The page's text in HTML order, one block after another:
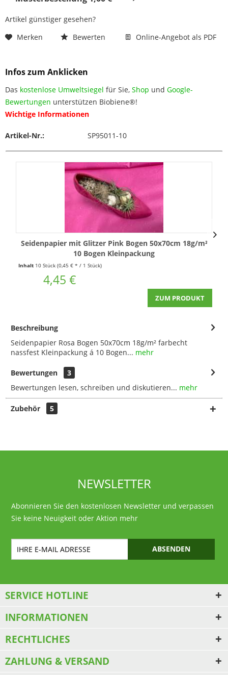
Artikel günstiger gesehen?
Merken
Bewerten Online-Angebot als PDF
Infos zum Anklicken
Das kostenlose Umweltsiegel für Sie, Shop und Google-
Bewertungen unterstützen Biobiene®!
Wichtige Informationen
Artikel-Nr.: SP95011-10
Seidenpapier mit Glitzer Pink Bogen 50x70cm 18g/m²
10 Bogen Kleinpackung
Inhalt 10 Stück (0,45 € * / 1 Stück)
4,45 €
ZUM PRODUKT
Beschreibung
Seidenpapier Rosa Bogen 50x70cm 18g/m² farbecht
nassfest Kleinpackung á 10 Bogen... mehr
Bewertungen
3
Bewertungen lesen, schreiben und diskutieren... mehr
Zubehör 5
NEWSLETTER
Abonnieren Sie den kostenlosen Newsletter und verpassen
Sie keine Neuigkeit oder Aktion mehr
ABSENDEN
SERVICE HOTLINE
INFORMATIONEN
RECHTLICHES
ZAHLUNG & VERSAND